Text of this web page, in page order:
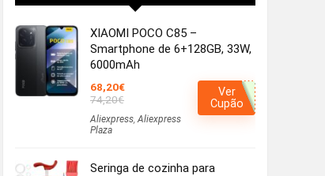
XIAOMI POCO C85 –
Smartphone de 6+128GB, 33W,
6000mAh
68,20€
74,20€
Aliexpress,Aliexpress
Plaza
Ver
Cupão
Seringa de cozinha para